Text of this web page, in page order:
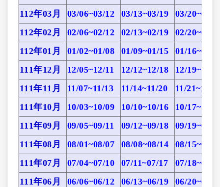
112年03月 03/06~03/12 03/13~03/19
03/20~03/
112年02月
02/06~02/12 02/13~02/19
02/20~02/
112年01月
01/02~01/08 01/09~01/15
01/16~01/
111年12月
12/05~12/11 12/12~12/18
12/19~12/
111年11月
11/07~11/13 11/14~11/20
11/21~11/
111年10月
10/03~10/09 10/10~10/16
10/17~10/
111年09月
09/05~09/11 09/12~09/18
09/19~09/
111年08月
08/01~08/07 08/08~08/14
08/15~08/
111年07月
07/04~07/10 07/11~07/17
07/18~07/
111年06月
06/06~06/12 06/13~06/19
06/20~06/